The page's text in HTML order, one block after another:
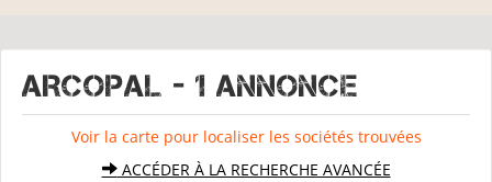
ARCOPAL - 1 Annonce
Voir la carte pour localiser les sociétés trouvées
ACCÉDER À LA RECHERCHE AVANCÉE